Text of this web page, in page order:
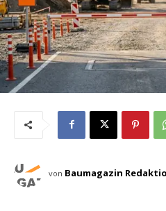
von Baumagazin